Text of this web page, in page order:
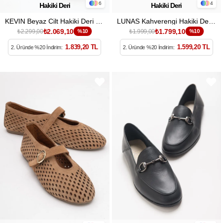
6
₺2.299,00₺2.069,10 %10
2. Üründe %20 İndirim: 1.839,20 TL
Hakiki Deri 4
LUNAS Kahverengi Hakiki Deri Yandan Fermuarlı Kadın Sandalet
₺1.999,00₺1.799,10 %10
2. Üründe %20 İndirim: 1.599,20 TL
Hakiki Deri